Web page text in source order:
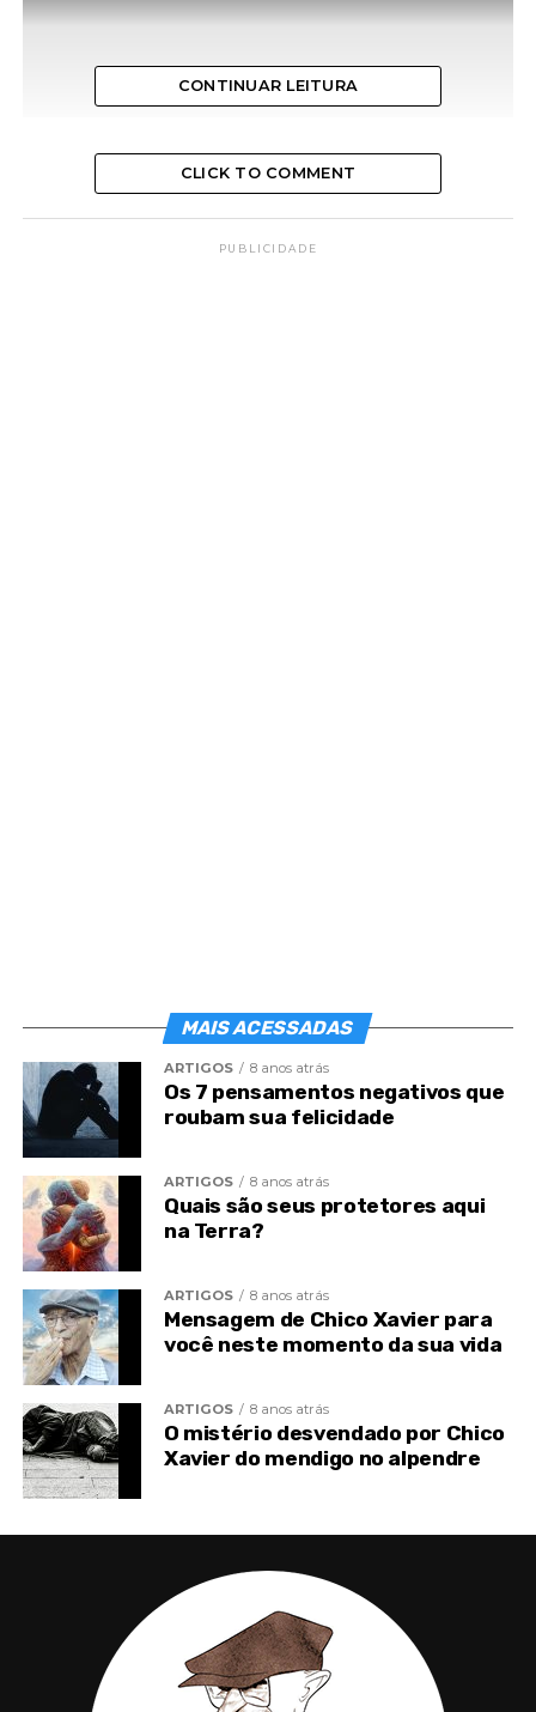
TÓPICOS RELACIONADOS
ESPIRITISMO
TOPO VELÓRIO
CONTINUAR LEITURA
CLICK TO COMMENT
PUBLICIDADE
MAIS ACESSADAS
ARTIGOS 8 anos atrás
Os 7 pensamentos negativos que
roubam sua felicidade
ARTIGOS 8 anos atrás
Quais são seus protetores aqui
na Terra?
ARTIGOS 8 anos atrás
Mensagem de Chico Xavier para
você neste momento da sua vida
ARTIGOS 8 anos atrás
O mistério desvendado por Chico
Xavier do mendigo no alpendre